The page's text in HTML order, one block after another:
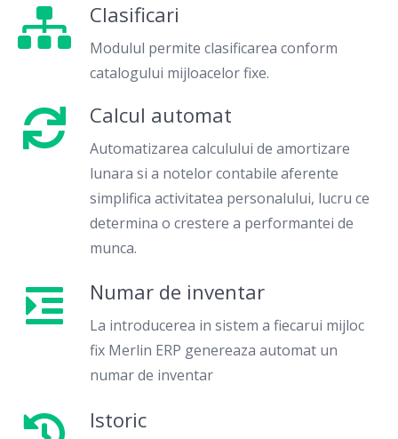
Clasificari
Modulul permite clasificarea conform
catalogului mijloacelor fixe.
Calcul automat
Automatizarea calculului de amortizare
lunara si a notelor contabile aferente
simplifica activitatea personalului, lucru ce
determina o crestere a performantei de
munca.
Numar de inventar
La introducerea in sistem a fiecarui mijloc
fix Merlin ERP genereaza automat un
numar de inventar
Istoric